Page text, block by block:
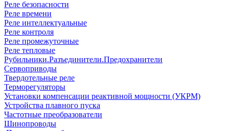
Реле безопасности
Реле времени
Реле интеллектуальные
Реле контроля
Реле промежуточные
Реле тепловые
Рубильники.Разъединители.Предохранители
Сервоприводы
Твердотельные реле
Терморегуляторы
Установки компенсации реактивной мощности (УКРМ)
Устройства плавного пуска
Частотные преобразователи
Шинопроводы